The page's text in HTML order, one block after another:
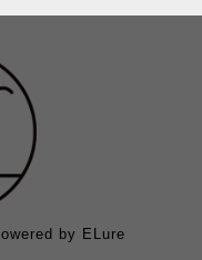
by ELure